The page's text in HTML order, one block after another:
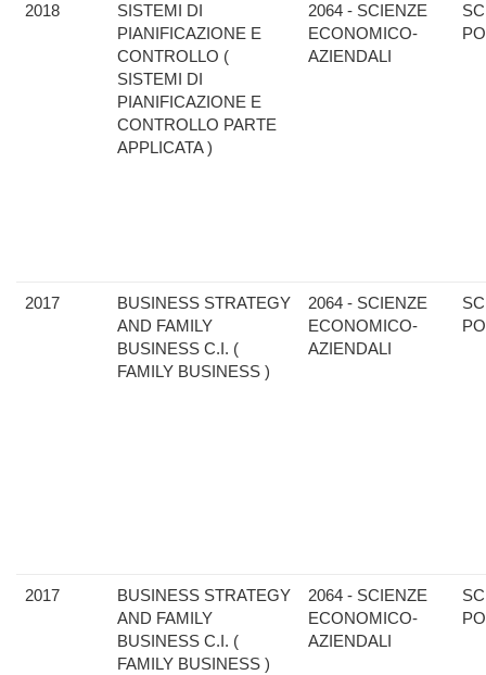
2018
SISTEMI DI
PIANIFICAZIONE E
CONTROLLO (
SISTEMI DI
PIANIFICAZIONE E
CONTROLLO PARTE
APPLICATA )
2064 - SCIENZE
ECONOMICO-
AZIENDALI
2017
BUSINESS STRATEGY
AND FAMILY
BUSINESS C.I. (
FAMILY BUSINESS )
2064 - SCIENZE
ECONOMICO-
AZIENDALI
2017
BUSINESS STRATEGY
AND FAMILY
BUSINESS C.I. (
FAMILY BUSINESS )
2064 - SCIENZE
ECONOMICO-
AZIENDALI